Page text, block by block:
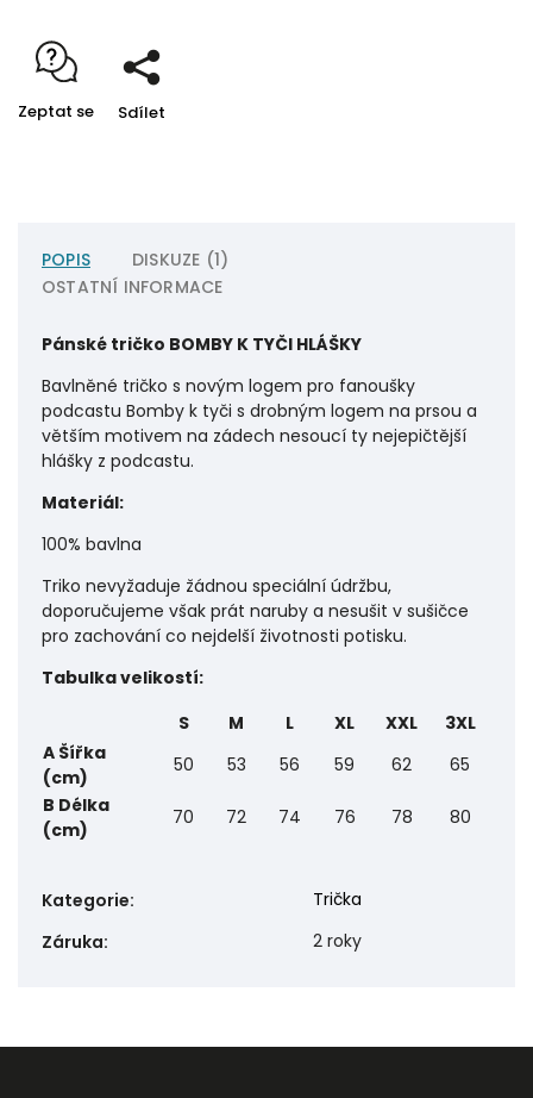
Zeptat se Sdílet
POPIS
DISKUZE (1)
OSTATNÍ INFORMACE
Pánské tričko BOMBY K TYČI HLÁŠKY
Bavlněné tričko s novým logem pro fanoušky
podcastu Bomby k tyči s drobným logem na prsou a
větším motivem na zádech nesoucí ty nejepičtější
hlášky z podcastu.
Materiál:
100% bavlna
Triko nevyžaduje žádnou speciální údržbu,
doporučujeme však prát naruby a nesušit v sušičce
pro zachování co nejdelší životnosti potisku.
Tabulka velikostí:
S
M L XL XXL
3XL
A Šířka
(cm)
50 53 56 59 62
65
B Délka
(cm)
70 72 74 76 78 80
Kategorie:
Trička
Záruka: 2 roky